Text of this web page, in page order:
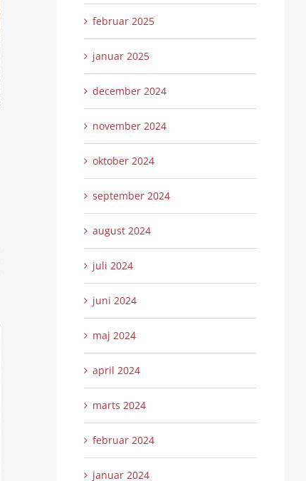
februar 2025
januar 2025
december 2024
november 2024
oktober 2024
september 2024
august 2024
juli 2024
juni 2024
maj 2024
april 2024
marts 2024
februar 2024
januar 2024